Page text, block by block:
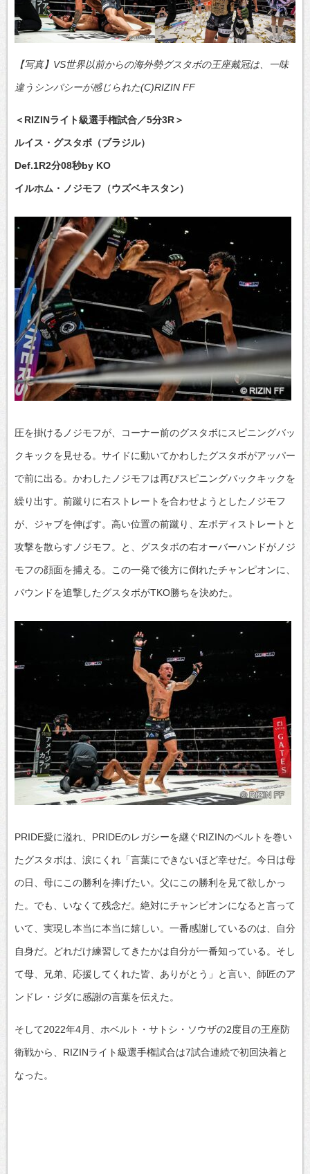
【写真】VS世界以前からの海外勢グスタボの王座戴冠は、一味
違うシンパシーが感じられた(C)RIZIN FF
＜RIZINライト級選手権試合／5分3R＞
ルイス・グスタボ（ブラジル）
Def.1R2分08秒by KO
イルホム・ノジモフ（ウズベキスタン）
圧を掛けるノジモフが、コーナー前のグスタボにスピニングバッ
クキックを見せる。サイドに動いてかわしたグスタボがアッパー
で前に出る。かわしたノジモフは再びスピニングバックキックを
繰り出す。前蹴りに右ストレートを合わせようとしたノジモフ
が、ジャブを伸ばす。高い位置の前蹴り、左ボディストレートと
攻撃を散らすノジモフ。と、グスタボの右オーバーハンドがノジ
モフの顔面を捕える。この一発で後方に倒れたチャンピオンに、
パウンドを追撃したグスタボがTKO勝ちを決めた。
PRIDE愛に溢れ、PRIDEのレガシーを継ぐRIZINのベルトを巻い
たグスタボは、涙にくれ「言葉にできないほど幸せだ。今日は母
の日、母にこの勝利を捧げたい。父にこの勝利を見て欲しかっ
た。でも、いなくて残念だ。絶対にチャンピオンになると言って
いて、実現し本当に本当に嬉しい。一番感謝しているのは、自分
自身だ。どれだけ練習してきたかは自分が一番知っている。そし
て母、兄弟、応援してくれた皆、ありがとう」と言い、師匠のア
ンドレ・ジダに感謝の言葉を伝えた。
そして2022年4月、ホベルト・サトシ・ソウザの2度目の王座防
衛戦から、RIZINライト級選手権試合は7試合連続で初回決着と
なった。